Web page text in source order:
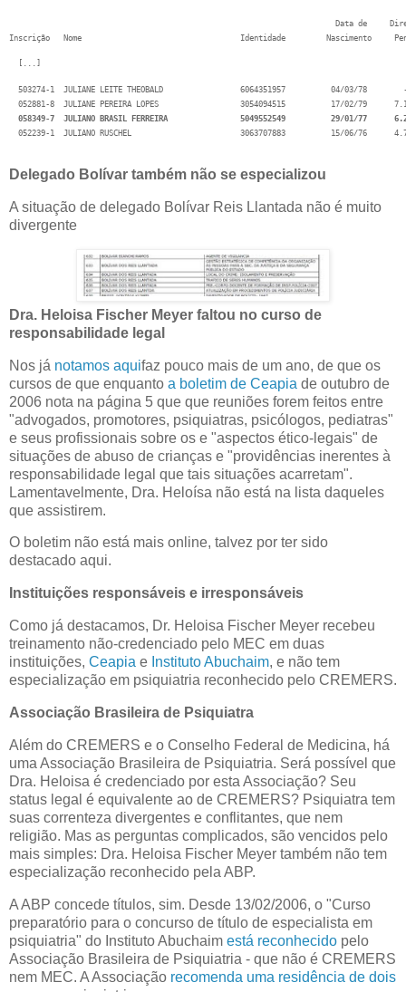
Data de
Inscrição   Nome                                   Identidade         Nascimento     Penal
  [...]
503274-1  JULIANE LEITE THEOBALD                 6064351957          04/03/78
052881-8  JULIANE PEREIRA LOPES                  3054094515          17/02/79
058349-7  JULIANO BRASIL FERREIRA                5049552549          29/01/
052239-1  JULIANO RUSCHEL                        3063707883          15/06/76
Delegado Bolívar também não se especializou
A situação de delegado Bolívar Reis Llantada não é muito
divergente
Dra. Heloisa Fischer Meyer faltou no curso de
responsabilidade legal
Nos já notamos aquifaz pouco mais de um ano, de que os
cursos de que enquanto a boletim de Ceapia de outubro de
2006 nota na página 5 que que reuniões forem feitos entre
"advogados, promotores, psiquiatras, psicólogos, pediatras"
e seus profissionais sobre os e "aspectos ético-legais" de
situações de abuso de crianças e "providências inerentes à
responsabilidade legal que tais situações acarretam".
Lamentavelmente, Dra. Heloísa não está na lista daqueles
que assistirem.
O boletim não está mais online, talvez por ter sido
destacado aqui.
Instituições responsáveis e irresponsáveis
Como já destacamos, Dr. Heloisa Fischer Meyer recebeu
treinamento não-credenciado pelo MEC em duas
instituições, Ceapia e Instituto Abuchaim, e não tem
especialização em psiquiatria reconhecido pelo CREMERS.
Associação Brasileira de Psiquiatra
Além do CREMERS e o Conselho Federal de Medicina, há
uma Associação Brasileira de Psiquiatria. Será possível que
Dra. Heloisa é credenciado por esta Associação? Seu
status legal é equivalente ao de CREMERS? Psiquiatra tem
suas correnteza divergentes e conflitantes, que nem
religião. Mas as perguntas complicados, são vencidos pelo
mais simples: Dra. Heloisa Fischer Meyer também não tem
especialização reconhecido pela ABP.
A ABP concede títulos, sim. Desde 13/02/2006, o "Curso
preparatório para o concurso de título de especialista em
psiquiatria" do Instituto Abuchaim está reconhecido pelo
Associação Brasileira de Psiquiatria - que não é CREMERS
nem MEC. A Associação recomenda uma residência de dois